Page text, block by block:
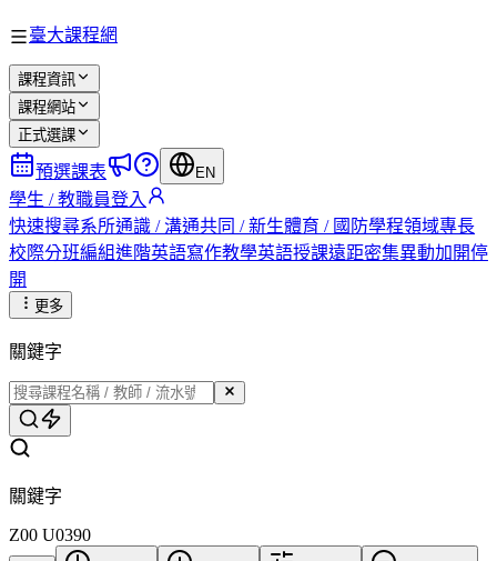
臺大課程網
課程資訊
課程網站
正式選課
預選課表 EN
學生 / 教職員登入
快速搜尋系所通識 / 溝通共同 / 新生體育 / 國防學程領域專長
校際分班編組進階英語寫作教學英語授課遠距密集異動加開停
開
更多
關鍵字
關鍵字
Z00 U0390